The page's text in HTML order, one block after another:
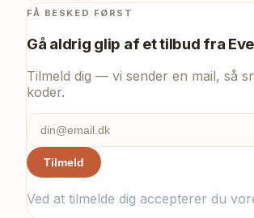
FÅ BESKED FØRST
Gå aldrig glip af et tilbud fra
Tilmeld dig — vi sender en mail, så
koder.
Tilmeld
Ved at tilmelde dig accepterer du